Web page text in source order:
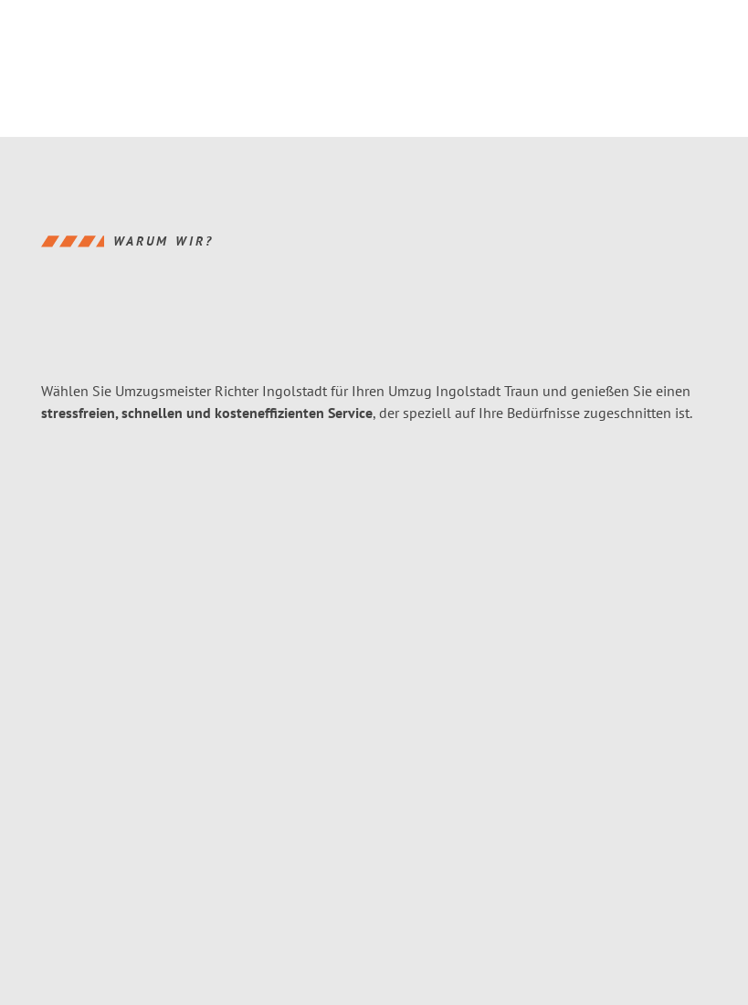
WARUM WIR?
Wählen Sie Umzugsmeister Richter Ingolstadt für Ihren Umzug Ingolstadt Traun und genießen Sie einen
stressfreien, schnellen und kosteneffizienten Service, der speziell auf Ihre Bedürfnisse zugeschnitten ist.